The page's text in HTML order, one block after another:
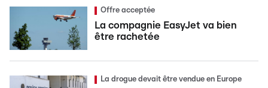
Offre acceptée
La compagnie EasyJet va bien
être rachetée
La drogue devait être vendue en Europe